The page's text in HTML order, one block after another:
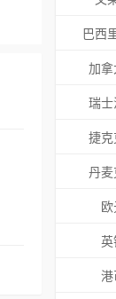
巴西
加
瑞
捷
丹
港